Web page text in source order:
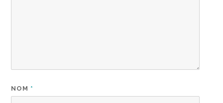
NOM *